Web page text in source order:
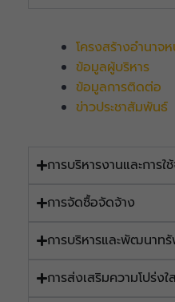
โครงสร้างอำนาจ
ข้อมูลผู้บริหาร
ข้อมูลการติดต่อ
ข่าวประชาสัมพันธ์
การบริหารงานและการ
การจัดซื้อจัดจ้าง
การบริหารและพัฒนาท
การส่งเสริมความโปร่งใส